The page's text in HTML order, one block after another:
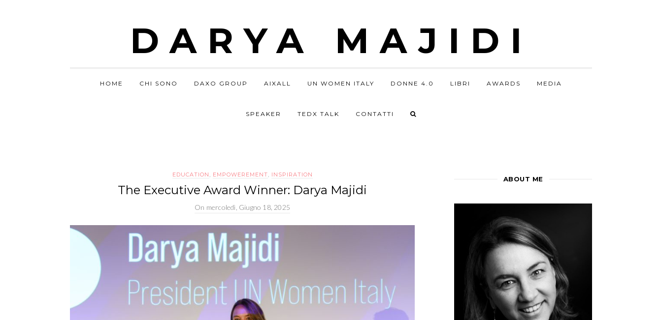
DARYA MAJIDI
HOME CHI SONO DAXO GROUP AIXALL UN WOMEN ITALY DONNE 4.0 LIBRI AWARDS MEDIA
SPEAKER TEDX TALK CONTATTI
EDUCATION , EMPOWEREMENT, INSPIRATION
The Executive Award Winner: Darya Majidi
On mercoledì, Giugno 18, 2025
ABOUT ME